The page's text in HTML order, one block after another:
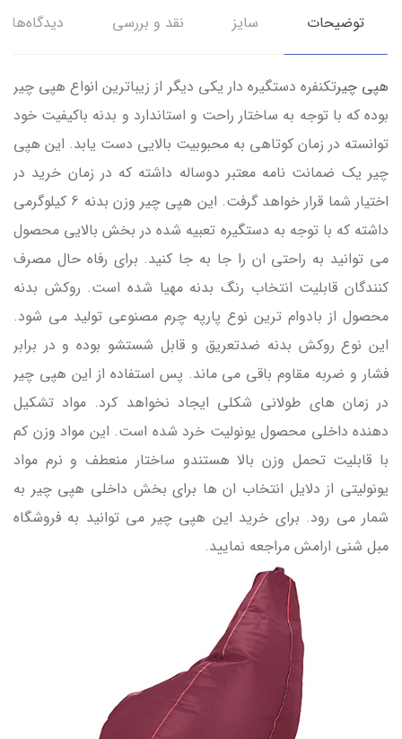
توضیحات سایز نقد و بررسی دیدگاه‌ها
هپی چیرتکنفره دستگیره دار یکی دیگر از زیباترین انواع هپی چیر
بوده که با توجه به ساختار راحت و استاندارد و بدنه باکیفیت خود
توانسته در زمان کوتاهی به محبوبیت بالایی دست یابد. این هپی
چیر یک ضمانت نامه معتبر دوساله داشته که در زمان خرید در
اختیار شما قرار خواهد گرفت. این هپی چیر وزن بدنه 6 کیلوگرمی
داشته که با توجه به دستگیره تعبیه شده در بخش بالایی محصول
می توانید به راحتی ان را جا به جا کنید. برای رفاه حال مصرف
کنندگان قابلیت انتخاب رنگ بدنه مهیا شده است. روکش بدنه
محصول از بادوام ترین نوع پارپه چرم مصنوعی تولید می شود.
این نوع روکش بدنه ضدتعریق و قابل شستشو بوده و در برابر
فشار و ضربه مقاوم باقی می ماند. پس استفاده از این هپی چیر
در زمان های طولانی شکلی ایجاد نخواهد کرد. مواد تشکیل
دهنده داخلی محصول یونولیت خرد شده است. این مواد وزن کم
با قابلیت تحمل وزن بالا هستندو ساختار منعطف و نرم مواد
یونولیتی از دلایل انتخاب ان ها برای بخش داخلی هپی چیر به
شمار می رود. برای خرید این هپی چیر می توانید به فروشگاه
مبل شنی ارامش مراجعه نمایید.